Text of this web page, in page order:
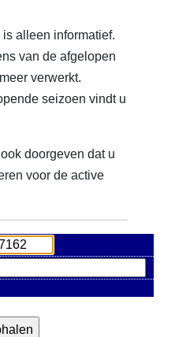
alleen informatief.
van de afgelopen
verwerkt.
seizoen vindt u
doorgeven dat u
voor de active